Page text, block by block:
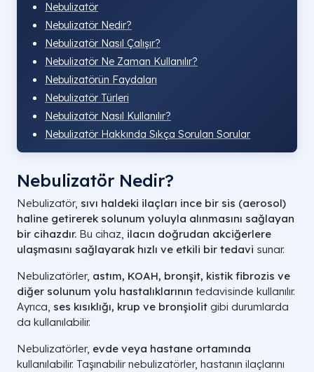
Nebulizatör
Nebulizatör Nedir?
Nebulizatör Nasıl Çalışır?
Nebulizatör Ne Zaman Kullanılır?
Nebulizatörün Faydaları
Nebulizatör Türleri
Nebulizatör Nasıl Kullanılır?
Nebulizatör Hakkında Sıkça Sorulan Sorular
Nebulizatör Nedir?
Nebulizatör, sıvı haldeki ilaçları ince bir sis (aerosol)
haline getirerek solunum yoluyla alınmasını sağlayan
bir cihazdır. Bu cihaz, ilacın doğrudan akciğerlere
ulaşmasını sağlayarak hızlı ve etkili bir tedavi sunar.
Nebulizatörler, astım, KOAH, bronşit, kistik fibrozis ve
diğer solunum yolu hastalıklarının tedavisinde kullanılır.
Ayrıca, ses kısıklığı, krup ve bronşiolit gibi durumlarda
da kullanılabilir.
Nebulizatörler, evde veya hastane ortamında
kullanılabilir. Taşınabilir nebulizatörler, hastanın ilaçlarını